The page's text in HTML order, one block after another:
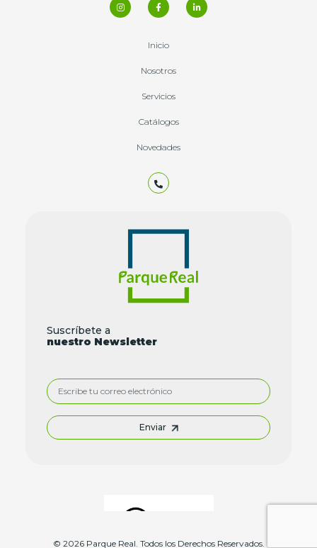
Inicio
Nosotros
Servicios
Catálogos
Novedades
Suscríbete a
nuestro Newsletter
Enviar
© 2026 Parque Real. Todos los Derechos Reservados.